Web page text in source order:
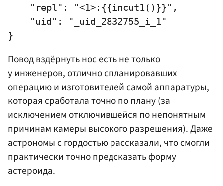
    "repl": "<1>:{{incut1()}}",
    "uid": "_uid_2832755_i_1"
Повод вздёрнуть нос есть не только
у инженеров, отлично спланировавших
операцию и изготовителей самой аппаратуры,
которая сработала точно по плану (за
исключением отключившейся по непонятным
причинам камеры высокого разрешения). Даже
астрономы с гордостью рассказали, что смогли
практически точно предсказать форму
астероида.